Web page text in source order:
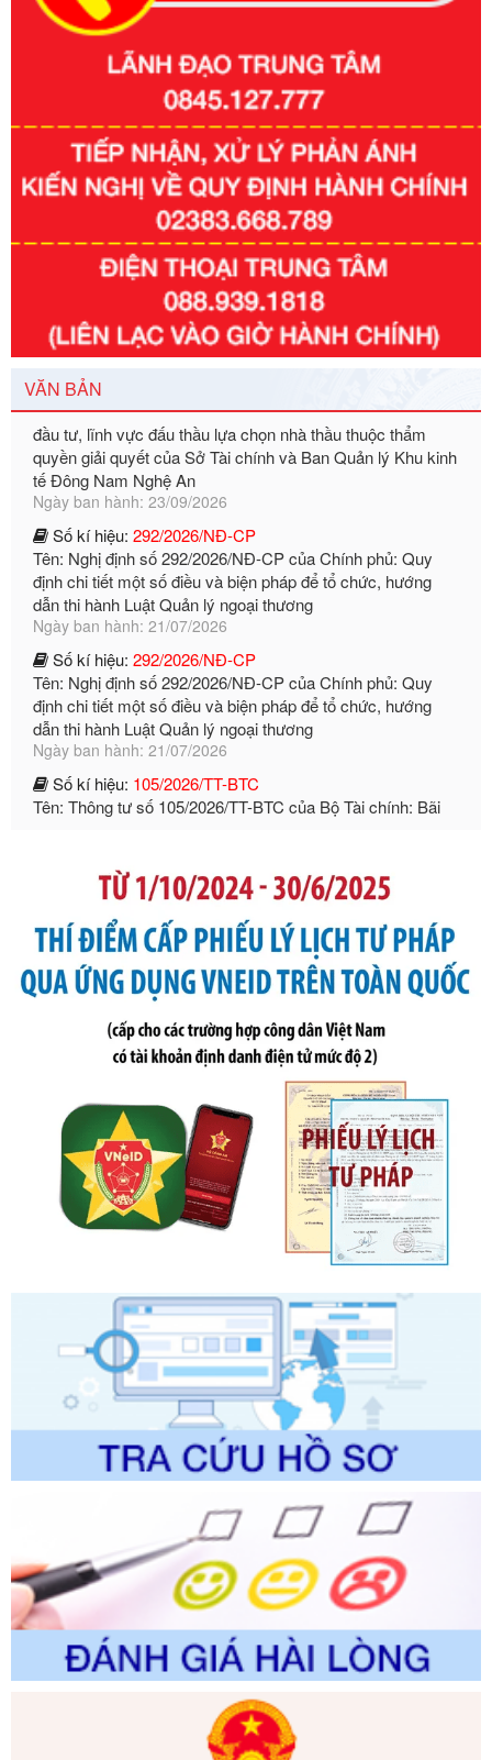
VĂN BẢN
Số kí hiệu:351/2025/NĐ-CP
Tên: Nghị định số 351/2025/NĐ-CP của Chính phủ: Quy
định chuẩn nghèo đa chiều quốc gia giai đoạn 2026 - 2030
Ngày ban hành: 29/12/2026
Số kí hiệu:3014/QĐ-UBND
Tên: Quyết định về việc công bố danh mục thủ tục hành
chính ban hành mới, sửa đổi bổ sung trong lĩnh vực hỗ trợ
đầu tư, lĩnh vực đấu thầu lựa chọn nhà thầu thuộc thẩm
tế Đông Nam Nghệ An
Ngày ban hành: 23/09/2026
Số kí hiệu:292/2026/NĐ-CP
Tên: Nghị định số 292/2026/NĐ-CP của Chính phủ: Quy
định chi tiết một số điều và biện pháp để tổ chức, hướng
dẫn thi hành Luật Quản lý ngoại thương
Ngày ban hành: 21/07/2026
Số kí hiệu:292/2026/NĐ-CP
Tên: Nghị định số 292/2026/NĐ-CP của Chính phủ: Quy
định chi tiết một số điều và biện pháp để tổ chức, hướng
dẫn thi hành Luật Quản lý ngoại thương
Ngày ban hành: 21/07/2026
Số kí hiệu:105/2026/TT-BTC
Tên: Thông tư số 105/2026/TT-BTC của Bộ Tài chính: Bãi
bỏ Thông tư số 87/2019/TT- BТC ngày 19 tháng 12 năm
2019 của Bộ trưởng Bộ Tài chính hướng dẫn thực hiện xử
phạt vi phạm hành chính trong lĩnh vực kho bạc nhà nước
Ngày ban hành: 21/07/2026
Tên: Nghị định số 291/2026/NĐ-CP của Chính phủ: Sửa
đổi, bổ sung một số điều của Nghị định số 125/2020/NĐ-СР
phạt vi phạm hành chính về thuế, hóa đơn được sửa đổi, bổ
sung bởi Nghị định số 102/2021/NĐ-CP
Ngày ban hành: 20/07/2026
Tên: Quyết định công bố Danh mục thủ tục hành chính mới
ban hành, được sửa đổi, bổ sung, bị bãi bỏ và phê duyệt
Quy trình nội bộ, quy trình điện tử giải quyết thủ tục hành
chính trong một số lĩnh vực thuộc phạm vi chức năng quản
lý của Sở Văn hóa, Thể tha
Ngày ban hành: 01/06/2026
Số kí hiệu:2304/QĐ-UBND
Tên: Quyết định công bố Danh mục thủ tục hành chính
được sửa đổi, bổ sung và phê duyệt Quy trình nội bộ, quy
trình điện tử giải quyết thủ tục hành chính trong lĩnh vực Du
lịch thuộc phạm vi chức năng quản lý của Sở Văn hóa, Thể
thao và Du lịch
Ngày ban hành: 01/06/2026
Số kí hiệu:2310/QĐ-UBND
Tên: Về việc công bố Danh mục thủ tục hành chính sửa
đổi, bổ sung và phê duyệt Quy trình nội bộ, quy trình điện tử
trong giải quyết thủtục hành chính lĩnh vực biến đổi khí hậu
thuộc phạm vi giải quyết của Sở Nông nghiệp và Môi
2300/QĐ-UBND
Tên: V/v công bố danh mục thủ tục hành chính được sửa
đổi, bổ sung và phê duyệt quy trình nội bộ, quy trình điện tử
giải quyết thủ tục hành chính trong lĩnh vực Luật sư thuộc
phạm vi chức năng quản lý của Sở Tư pháp
Ngày ban hành: 01/06/2026
Số kí hiệu:351/2025/NĐ-CP
Tên: Nghị định số 351/2025/NĐ-CP của Chính phủ: Quy
định chuẩn nghèo đa chiều quốc gia giai đoạn 2026 - 2030
Ngày ban hành: 29/12/2026